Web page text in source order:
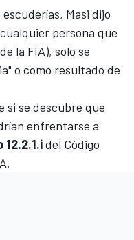
Masi dijo
persona que
la FIA), solo se
o como resultado de
si se descubre que
enfrentarse a
del Código